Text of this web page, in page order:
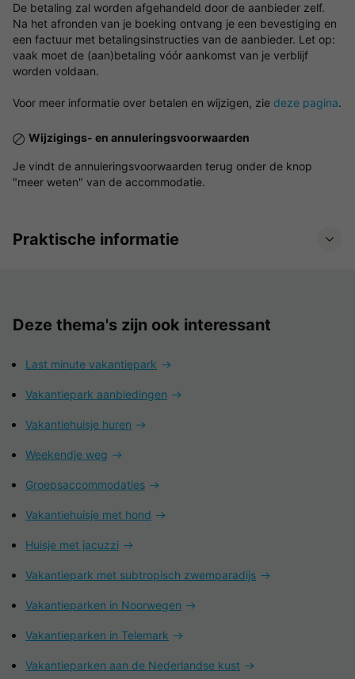
De betaling zal worden afgehandeld door de aanbieder zelf.
Na het afronden van je boeking ontvang je een bevestiging en
een factuur met betalingsinstructies van de aanbieder. Let op:
vaak moet de (aan)betaling vóór aankomst van je verblijf
worden voldaan.
Voor meer informatie over betalen en wijzigen, zie deze pagina.
Wijzigings- en annuleringsvoorwaarden
Je vindt de annuleringsvoorwaarden terug onder de knop
"meer weten" van de accommodatie.
Praktische informatie
Deze thema's zijn ook interessant
Last minute vakantiepark
Vakantiepark aanbiedingen
Vakantiehuisje huren
Weekendje weg
Groepsaccommodaties
Vakantiehuisje met hond
Huisje met jacuzzi
Vakantiepark met subtropisch zwemparadijs
Vakantieparken in Noorwegen
Vakantieparken in Telemark
Vakantieparken aan de Nederlandse kust